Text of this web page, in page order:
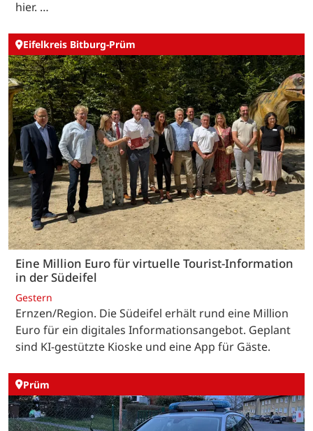
hier. …
Eifelkreis Bitburg-Prüm
Eine Million Euro für virtuelle Tourist-Information
in der Südeifel
Gestern
Ernzen/Region. Die Südeifel erhält rund eine Million
Euro für ein digitales Informationsangebot. Geplant
sind KI-gestützte Kioske und eine App für Gäste.
Prüm